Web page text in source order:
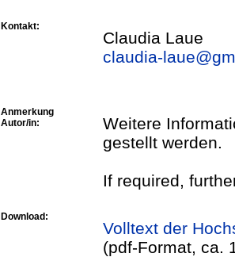
Kontakt:
Claudia Laue
claudia-laue@
Anmerkung
Autor/in:
Weitere
gestellt werden.
If required,
Download:
Volltext der
(pdf-Format, ca.